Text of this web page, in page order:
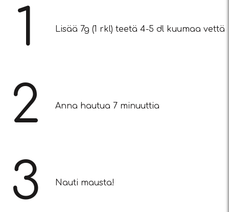
1 Lisää 7g (1 rkl) teetä 4-5 dl kuumaa vettä
2 Anna hautua 7 minuuttia
3 Nauti mausta!